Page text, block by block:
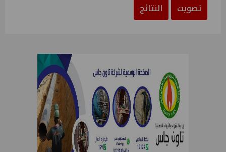
تصويت
النتائج